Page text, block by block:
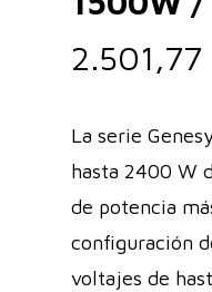
2.501,77
La serie
hasta 2400 W
de potencia
configuración
voltajes de